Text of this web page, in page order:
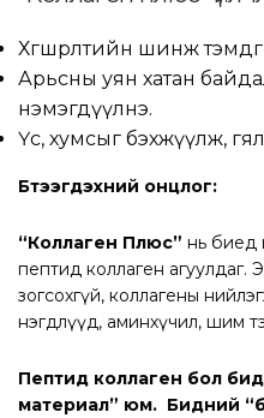
Хөгшрөлтийн шинж
Арьсны уян хатан
нэмэгдүүлнэ.
Үс, хумсыг бэхжүүлж,
Бүтээгдэхүүний онцлог:
“Коллаген Плюс” нь биед
пептид коллаген агуулдаг. Энэ
зогсохгүй, коллагены
нэгдлүүд, аминхүчил, шим
Пептид коллаген бол
материал” юм. Бидний